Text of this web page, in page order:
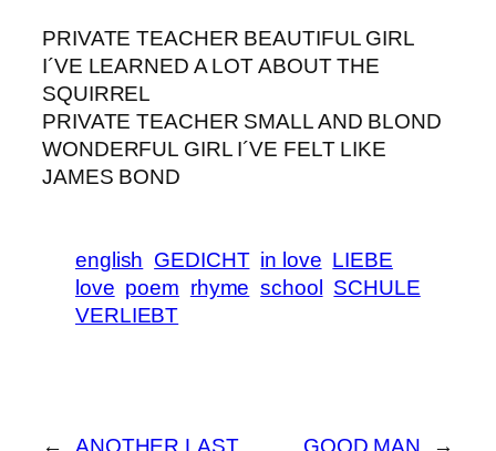
PRIVATE TEACHER BEAUTIFUL GIRL
I´VE LEARNED A LOT ABOUT THE
SQUIRREL
PRIVATE TEACHER SMALL AND BLOND
WONDERFUL GIRL I´VE FELT LIKE
JAMES BOND
english GEDICHT in love LIEBE
love poem rhyme school
SCHULE
VERLIEBT
← ANOTHER LAST GOOD MAN →